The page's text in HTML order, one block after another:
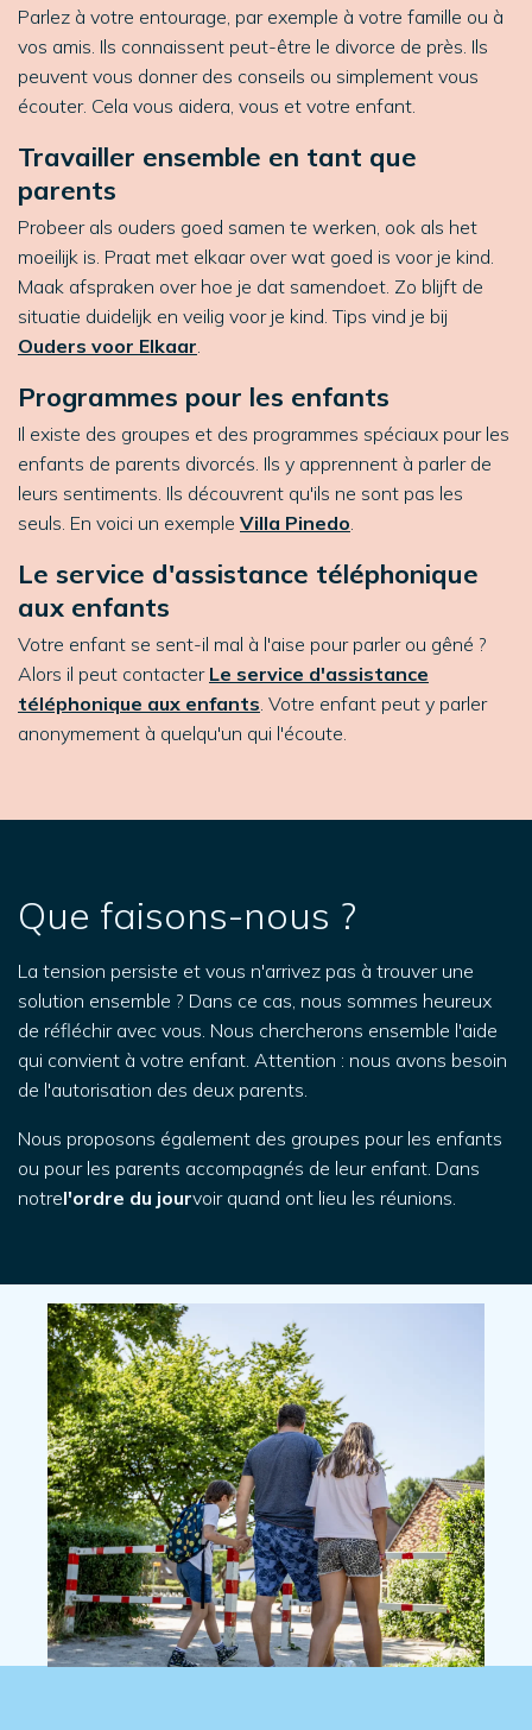
Parlez à votre entourage, par exemple à votre famille ou à
vos amis. Ils connaissent peut-être le divorce de près. Ils
peuvent vous donner des conseils ou simplement vous
écouter. Cela vous aidera, vous et votre enfant.
Travailler ensemble en tant que
parents
Probeer als ouders goed samen te werken, ook als het
moeilijk is. Praat met elkaar over wat goed is voor je kind.
Maak afspraken over hoe je dat samendoet. Zo blijft de
situatie duidelijk en veilig voor je kind. Tips vind je bij
Ouders voor Elkaar.
Programmes pour les enfants
Il existe des groupes et des programmes spéciaux pour les
enfants de parents divorcés. Ils y apprennent à parler de
leurs sentiments. Ils découvrent qu'ils ne sont pas les
seuls. En voici un exemple Villa Pinedo.
Le service d'assistance téléphonique
aux enfants
Votre enfant se sent-il mal à l'aise pour parler ou gêné ?
Alors il peut contacter Le service d'assistance
téléphonique aux enfants. Votre enfant peut y parler
anonymement à quelqu'un qui l'écoute.
Que faisons-nous ?
La tension persiste et vous n'arrivez pas à trouver une
solution ensemble ? Dans ce cas, nous sommes heureux
de réfléchir avec vous. Nous chercherons ensemble l'aide
qui convient à votre enfant. Attention : nous avons besoin
de l'autorisation des deux parents.
Nous proposons également des groupes pour les enfants
ou pour les parents accompagnés de leur enfant. Dans
notrel'ordre du jourvoir quand ont lieu les réunions.